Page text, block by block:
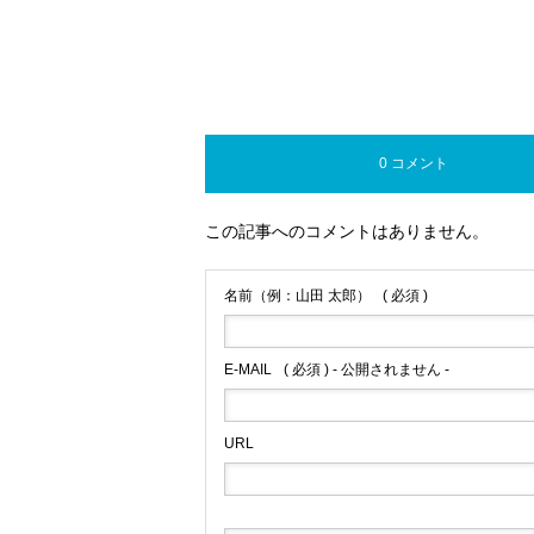
0 コメント
この記事へのコメントはありません。
名前（例：山田 太郎） ( 必須 )
E-MAIL ( 必須 ) - 公開されません -
URL